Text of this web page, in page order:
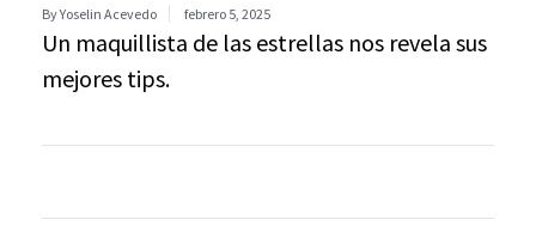
By Yoselin Acevedo febrero 5, 2025
Un maquillista de las estrellas nos revela sus
mejores tips.